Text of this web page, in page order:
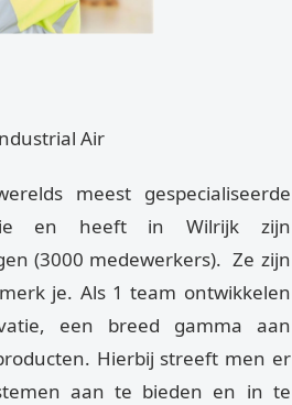
Air
meest gespecialiseerde
en heeft in Wilrijk zijn
(3000 medewerkers). Ze zijn
je. Als 1 team ontwikkelen
een breed gamma aan
Hierbij streeft men er
aan te bieden en in te